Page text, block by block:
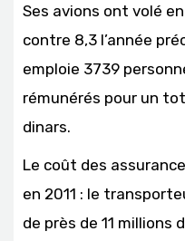
Ses avions ont volé
contre 8,3 l’année
emploie 3739
rémunérés pour un
dinars.
Le coût des
en 2011 : le
de près de 11 millions